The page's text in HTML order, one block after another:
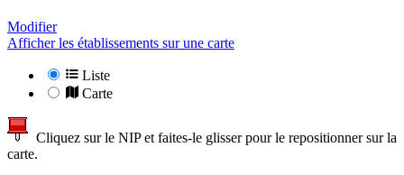
Modifier
Afficher les établissements sur une carte
Liste
Carte
Cliquez sur le NIP et faites-le glisser pour le repositionner sur la
carte.